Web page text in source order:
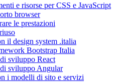
e risorse per CSS e JavaScript
browser
le prestazioni
il design system .italia
Bootstrap Italia
sviluppo React
sviluppo Angular
i modelli di sito e servizi